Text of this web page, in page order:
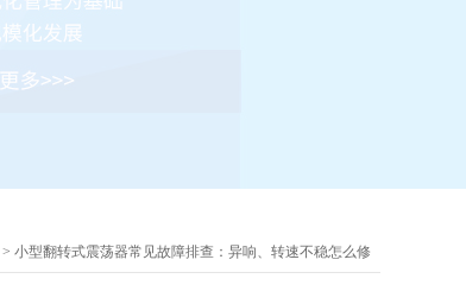
> 小型翻转式震荡器常见故障排查：异响、转速不稳怎么修